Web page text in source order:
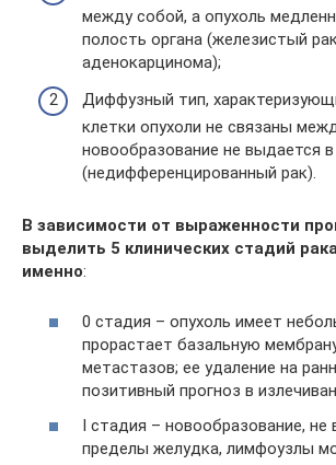
между собой, а опухоль
полость органа (железистый
аденокарцинома);
Диффузный тип,
клетки опухоли не связаны
новообразование не выдается
(недифференцированный рак).
В зависимости от выраженности
выделить 5 клинических стадий
именно:
0 стадия – опухоль имеет
прорастает базальную
метастазов; ее удаление на
позитивный прогноз в
I стадия – новообразование,
пределы желудка, лимфоузлы